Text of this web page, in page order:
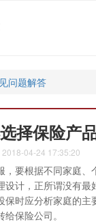
问题解答
择保险产
2018-04-24 17:35:20
要根据不同家庭、
设计，正所谓没有最
保时应分析家庭的主
保险公司。